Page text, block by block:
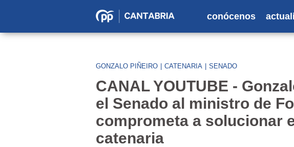
Partido
en
conócenos
GONZALO PIÑEIRO CATENARIA SENADO
CANAL YOUTUBE -
el Senado al ministro de
comprometa a solucionar
catenaria